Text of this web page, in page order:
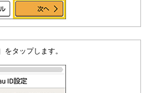
をタップします。